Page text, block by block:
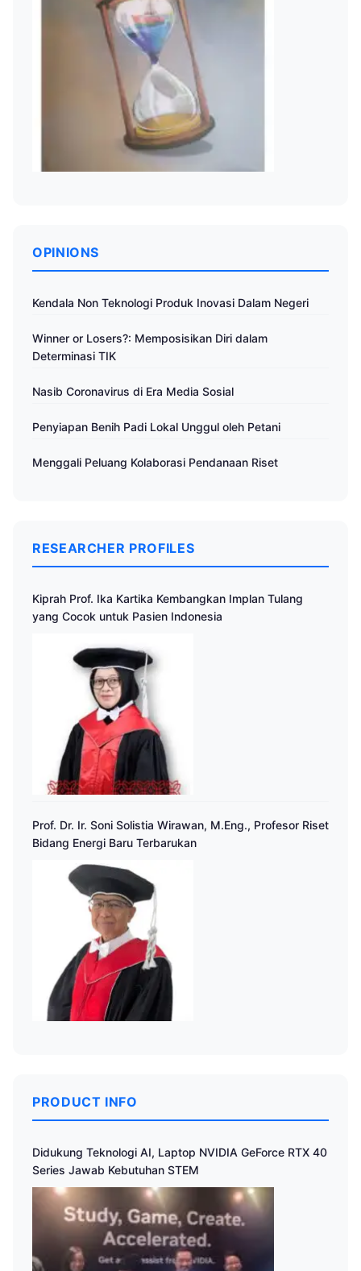
OPINIONS
Kendala Non Teknologi Produk Inovasi Dalam Negeri
Winner or Losers?: Memposisikan Diri dalam
Determinasi TIK
Nasib Coronavirus di Era Media Sosial
Penyiapan Benih Padi Lokal Unggul oleh Petani
Menggali Peluang Kolaborasi Pendanaan Riset
RESEARCHER PROFILES
Kiprah Prof. Ika Kartika Kembangkan Implan Tulang
yang Cocok untuk Pasien Indonesia
Prof. Dr. Ir. Soni Solistia Wirawan, M.Eng., Profesor Riset
Bidang Energi Baru Terbarukan
PRODUCT INFO
Didukung Teknologi AI, Laptop NVIDIA GeForce RTX 40
Series Jawab Kebutuhan STEM